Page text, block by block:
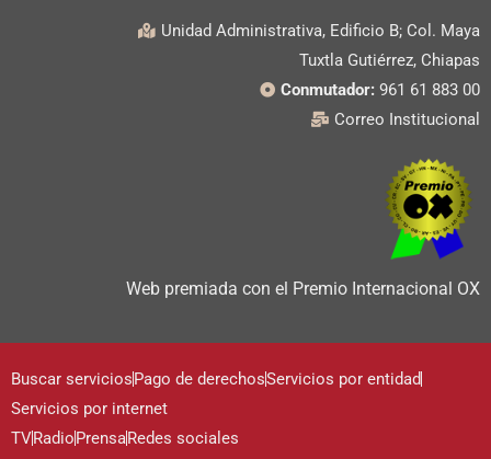
Unidad Administrativa, Edificio B; Col. Maya
Tuxtla Gutiérrez, Chiapas
Conmutador: 961 61 883 00
Correo Institucional
Web premiada con el Premio Internacional OX
Buscar serviciosPago de derechosServicios por entidad
Servicios por internet
TVRadioPrensaRedes sociales